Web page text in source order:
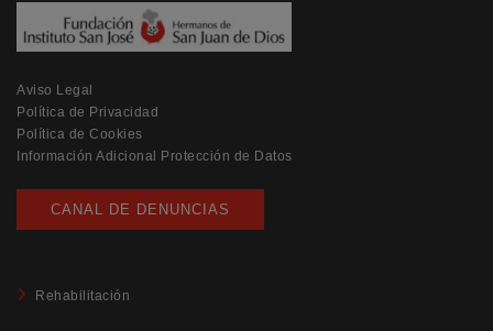
Aviso Legal
Política de Privacidad
Política de Cookies
Información Adicional Protección de Datos
CANAL DE DENUNCIAS
Rehabilitación